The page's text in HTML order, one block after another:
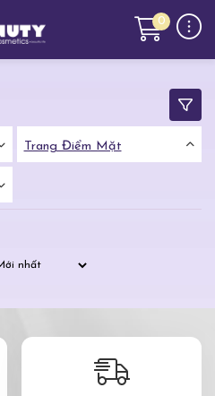
0
Trang Điểm Mặt